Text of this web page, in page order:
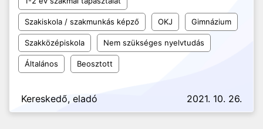
Szakiskola / szakmunkás képző OKJ Gimnázium
Szakközépiskola Nem szükséges nyelvtudás
Általános Beosztott
Kereskedő, eladó 2021. 10. 26.